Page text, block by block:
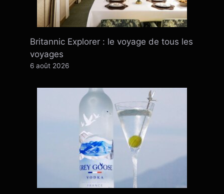
Britannic Explorer : le voyage de tous les
voyages
6 août 2026